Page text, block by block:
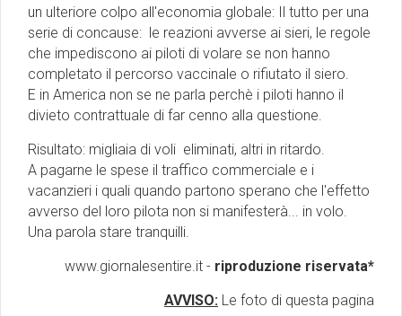
un ulteriore colpo all'economia globale: Il tutto per una
serie di concause: le reazioni avverse ai sieri, le regole
che impediscono ai piloti di volare se non hanno
completato il percorso vaccinale o rifiutato il siero.
E in America non se ne parla perchè i piloti hanno il
divieto contrattuale di far cenno alla questione.
Risultato: migliaia di voli eliminati, altri in ritardo.
A pagarne le spese il traffico commerciale e i
vacanzieri i quali quando partono sperano che l'effetto
avverso del loro pilota non si manifesterà... in volo.
Una parola stare tranquilli.
www.giornalesentire.it - riproduzione riservata*
AVVISO: Le foto di questa pagina